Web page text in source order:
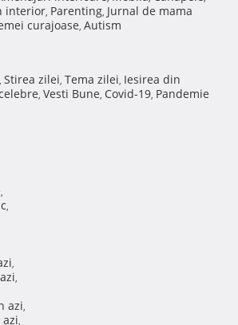
interior, Parenting, Jurnal de mama
curajoase, Autism
, Stirea zilei, Tema zilei, Iesirea din
, Vesti Bune, Covid-19, Pandemie
,
,
,
,
azi,
,